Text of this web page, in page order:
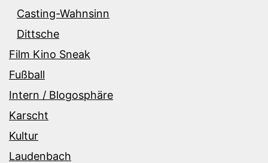
Casting-Wahnsinn
Dittsche
Film Kino Sneak
Fußball
Intern / Blogosphäre
Karscht
Kultur
Laudenbach